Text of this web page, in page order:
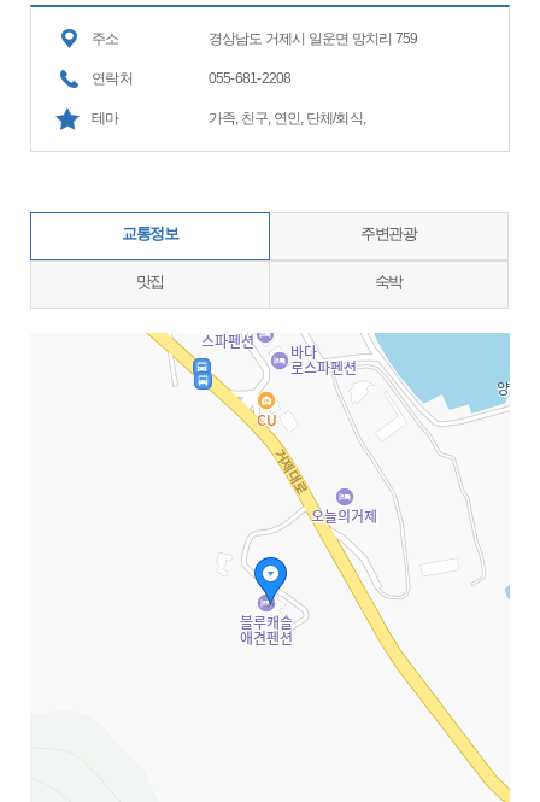
주소 경상남도 거제시 일운면 망치리 759
연락처 055-681-2208
테마 가족, 친구, 연인, 단체/회식,
교통정보 주변관광
맛집 숙박
지도삽입 (가로100%)